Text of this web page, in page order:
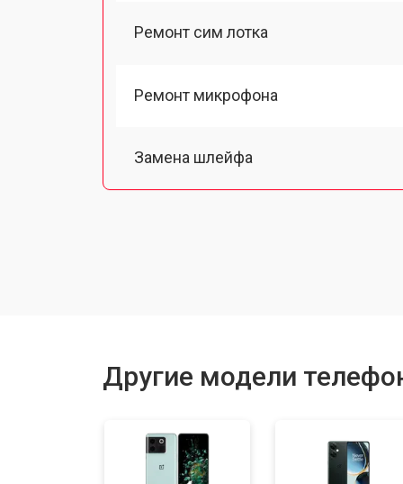
Ремонт сим лотка
Ремонт микрофона
Замена шлейфа
Замена дисплея (экрана)
Другие модели